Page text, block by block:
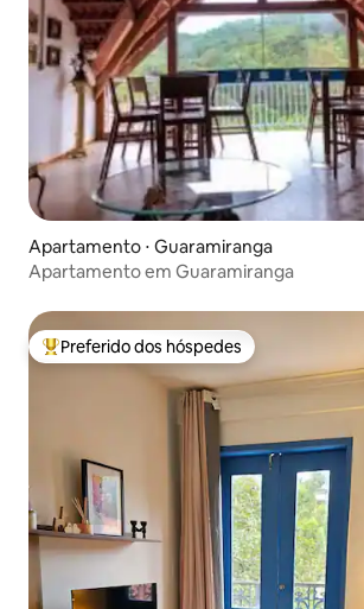
Apartamento ⋅ Guaramiranga
Apartamento em Guaramiranga
Entre os melhores preferidos dos hóspedes
Preferido dos hóspedes